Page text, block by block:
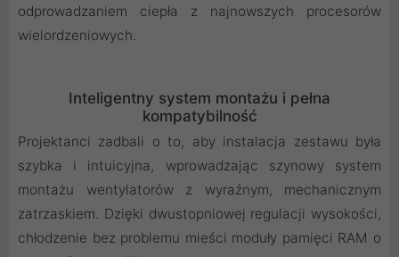
odprowadzaniem ciepła z najnowszych procesorów
wielordzeniowych.
Inteligentny system montażu i pełna
kompatybilność
Projektanci zadbali o to, aby instalacja zestawu była
szybka i intuicyjna, wprowadzając szynowy system
montażu wentylatorów z wyraźnym, mechanicznym
zatrzaskiem. Dzięki dwustopniowej regulacji wysokości,
chłodzenie bez problemu mieści moduły pamięci RAM o